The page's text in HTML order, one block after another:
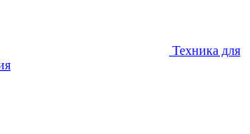
Техника для